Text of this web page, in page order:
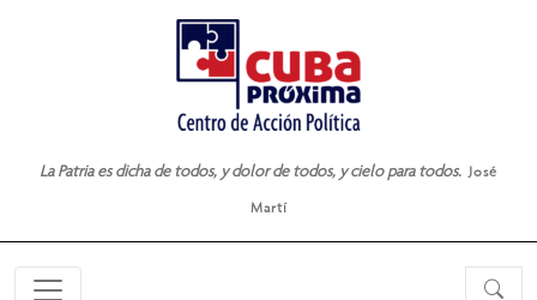
La Patria es dicha de todos, y dolor de todos, y cielo para todos. José
Martí